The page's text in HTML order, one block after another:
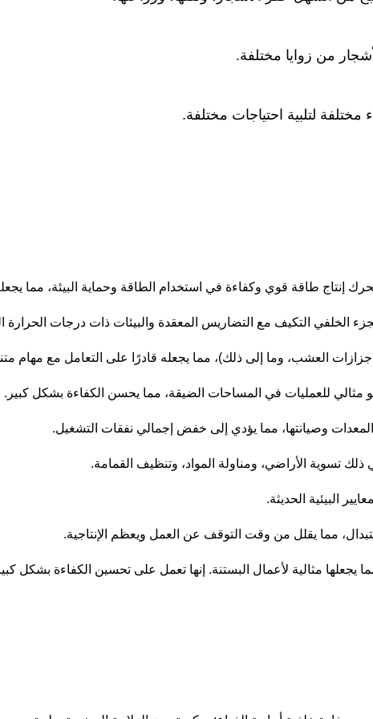
من زوايا مختلفة.
لتلبية احتياجات مختلفة.
إنتاج طاقة قوي وكفاءة في استخدام الطاقة وحماية البيئة، مما
الخلفي التكيف مع التضاريس المعقدة والبيئات ذات درجات الحرارة
جزازات العشب، وما إلى ذلك)، مما يجعله قادرًا على التعامل مع مهام
مثالي للعمليات في المساحات الضيقة، مما يحسن الكفاءة بشكل كبير.
وصيانتها، مما يؤدي إلى خفض إجمالي نفقات التشغيل.
تسوية الأراضي، ومناولة المواد، وتنظيف القمامة.
مما يقلل من وقت التوقف عن العمل ويعظم الإنتاجية.
يجعلها مثالية لأعمال البستنة. إنها تعمل على تحسين الكفاءة بشكل